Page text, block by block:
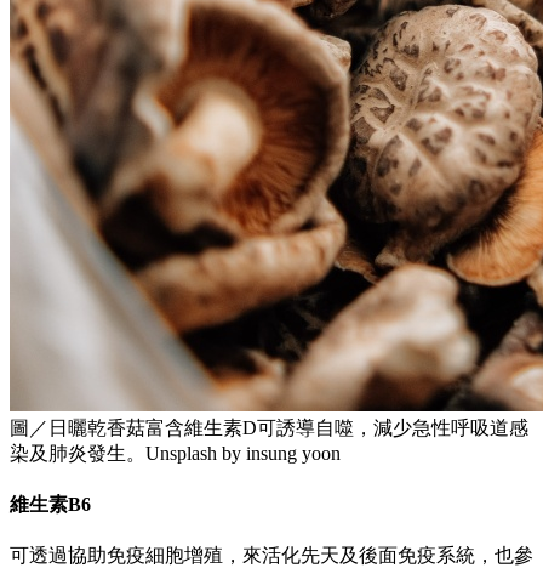
圖／日曬乾香菇富含維生素D可誘導自噬，減少急性呼吸道感
染及肺炎發生。Unsplash by insung yoon
維生素B6
可透過協助免疫細胞增殖，來活化先天及後面免疫系統，也參